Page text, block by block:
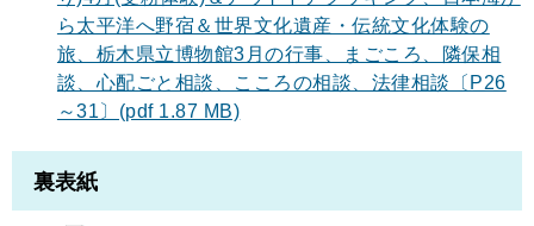
ら太平洋へ野宿＆世界文化遺産・伝統文化体験の
旅、栃木県立博物館3月の行事、まごころ、隣保相
談、心配ごと相談、こころの相談、法律相談〔P26
～31〕(pdf 1.87 MB)
裏表紙